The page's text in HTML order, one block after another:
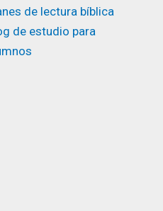
de lectura bíblica
de estudio para